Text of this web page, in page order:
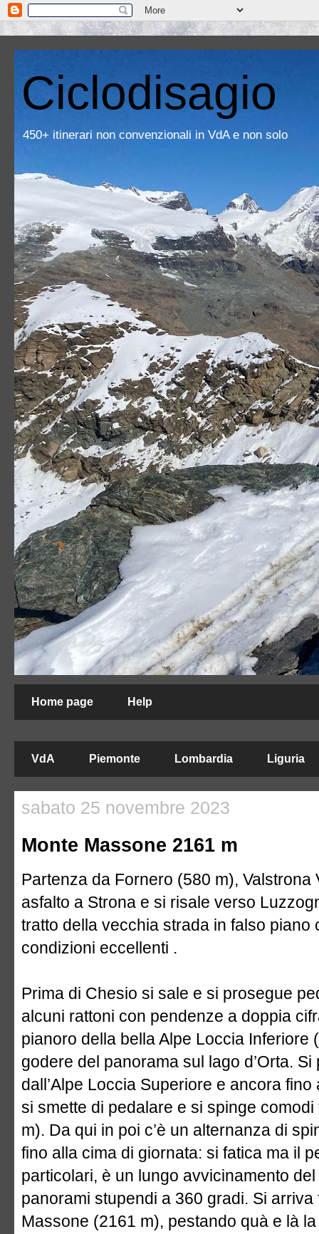
Ciclodisagio
450+ itinerari non convenzionali in VdA e non solo
Home page Help
VdA Piemonte Lombardia Liguria
sabato 25 novembre 2023
Monte Massone 2161 m
Partenza da Fornero (580 m),
asfalto a Strona e si risale verso
tratto della vecchia strada in falso
condizioni eccellenti .
Prima di Chesio si sale e si prosegue
alcuni rattoni con pendenze a doppia
pianoro della bella Alpe Loccia Inferiore
godere del panorama sul lago d’Orta.
dall’Alpe Loccia Superiore e ancora
si smette di pedalare e si spinge
m). Da qui in poi c’è un alternanza di
fino alla cima di giornata: si fatica ma il
particolari, è un lungo avvicinamento
panorami stupendi a 360 gradi. Si
Massone (2161 m), pestando quà e là